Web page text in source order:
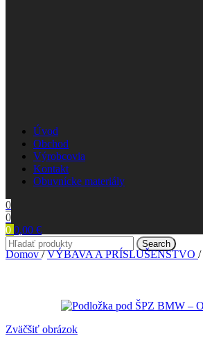
Úvod
Obchod
Výrobcovia
Kontakt
Obuvnícke materiály
0
0
0 0,00 €
Search
Domov/ VÝBAVA A PRÍSLUŠENSTVO /
Zväčšiť obrázok